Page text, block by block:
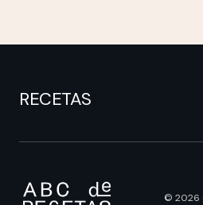
RECETAS
© 2026